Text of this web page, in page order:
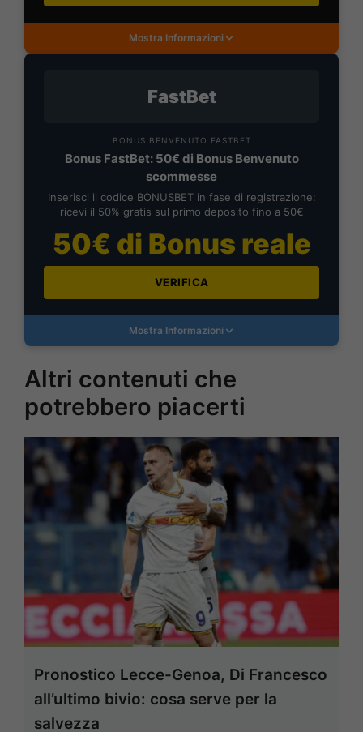
Mostra Informazioni
FastBet
BONUS BENVENUTO FASTBET
Bonus FastBet: 50€ di Bonus Benvenuto
scommesse
Inserisci il codice BONUSBET in fase di registrazione:
ricevi il 50% gratis sul primo deposito fino a 50€
50€ di Bonus reale
VERIFICA
Mostra Informazioni
Altri contenuti che
potrebbero piacerti
Pronostico Lecce-Genoa, Di Francesco
all’ultimo bivio: cosa serve per la
salvezza